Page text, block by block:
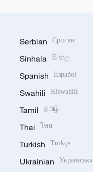
Serbian Српски
Sinhala සිංහල
Spanish Español
Swahili Kiswahili
Tamil தமிழ்
Thai ไทย
Turkish Türkçe
Ukrainian Українська